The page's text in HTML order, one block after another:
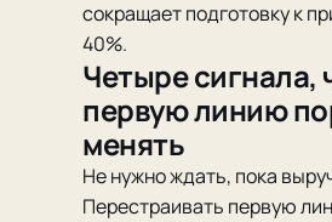
сокращает подготовку к
40%.
Четыре сигнала,
первую линию
менять
Не нужно ждать, пока
Перестраивать первую